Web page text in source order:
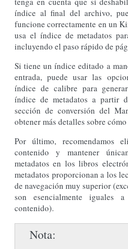
índice al final del archivo,
funcione correctamente en un
usa el índice de metadatos
incluyendo el paso rápido de
Si tiene un índice editado a
entrada, puede usar las
índice de calibre para
índice de metadatos a partir
sección de conversión del
obtener más detalles sobre
Por último, recomendamos
contenido y mantener
metadatos en los libros
metadatos proporcionan a los
de navegación muy superior
son esencialmente iguales
contenido).
Nota